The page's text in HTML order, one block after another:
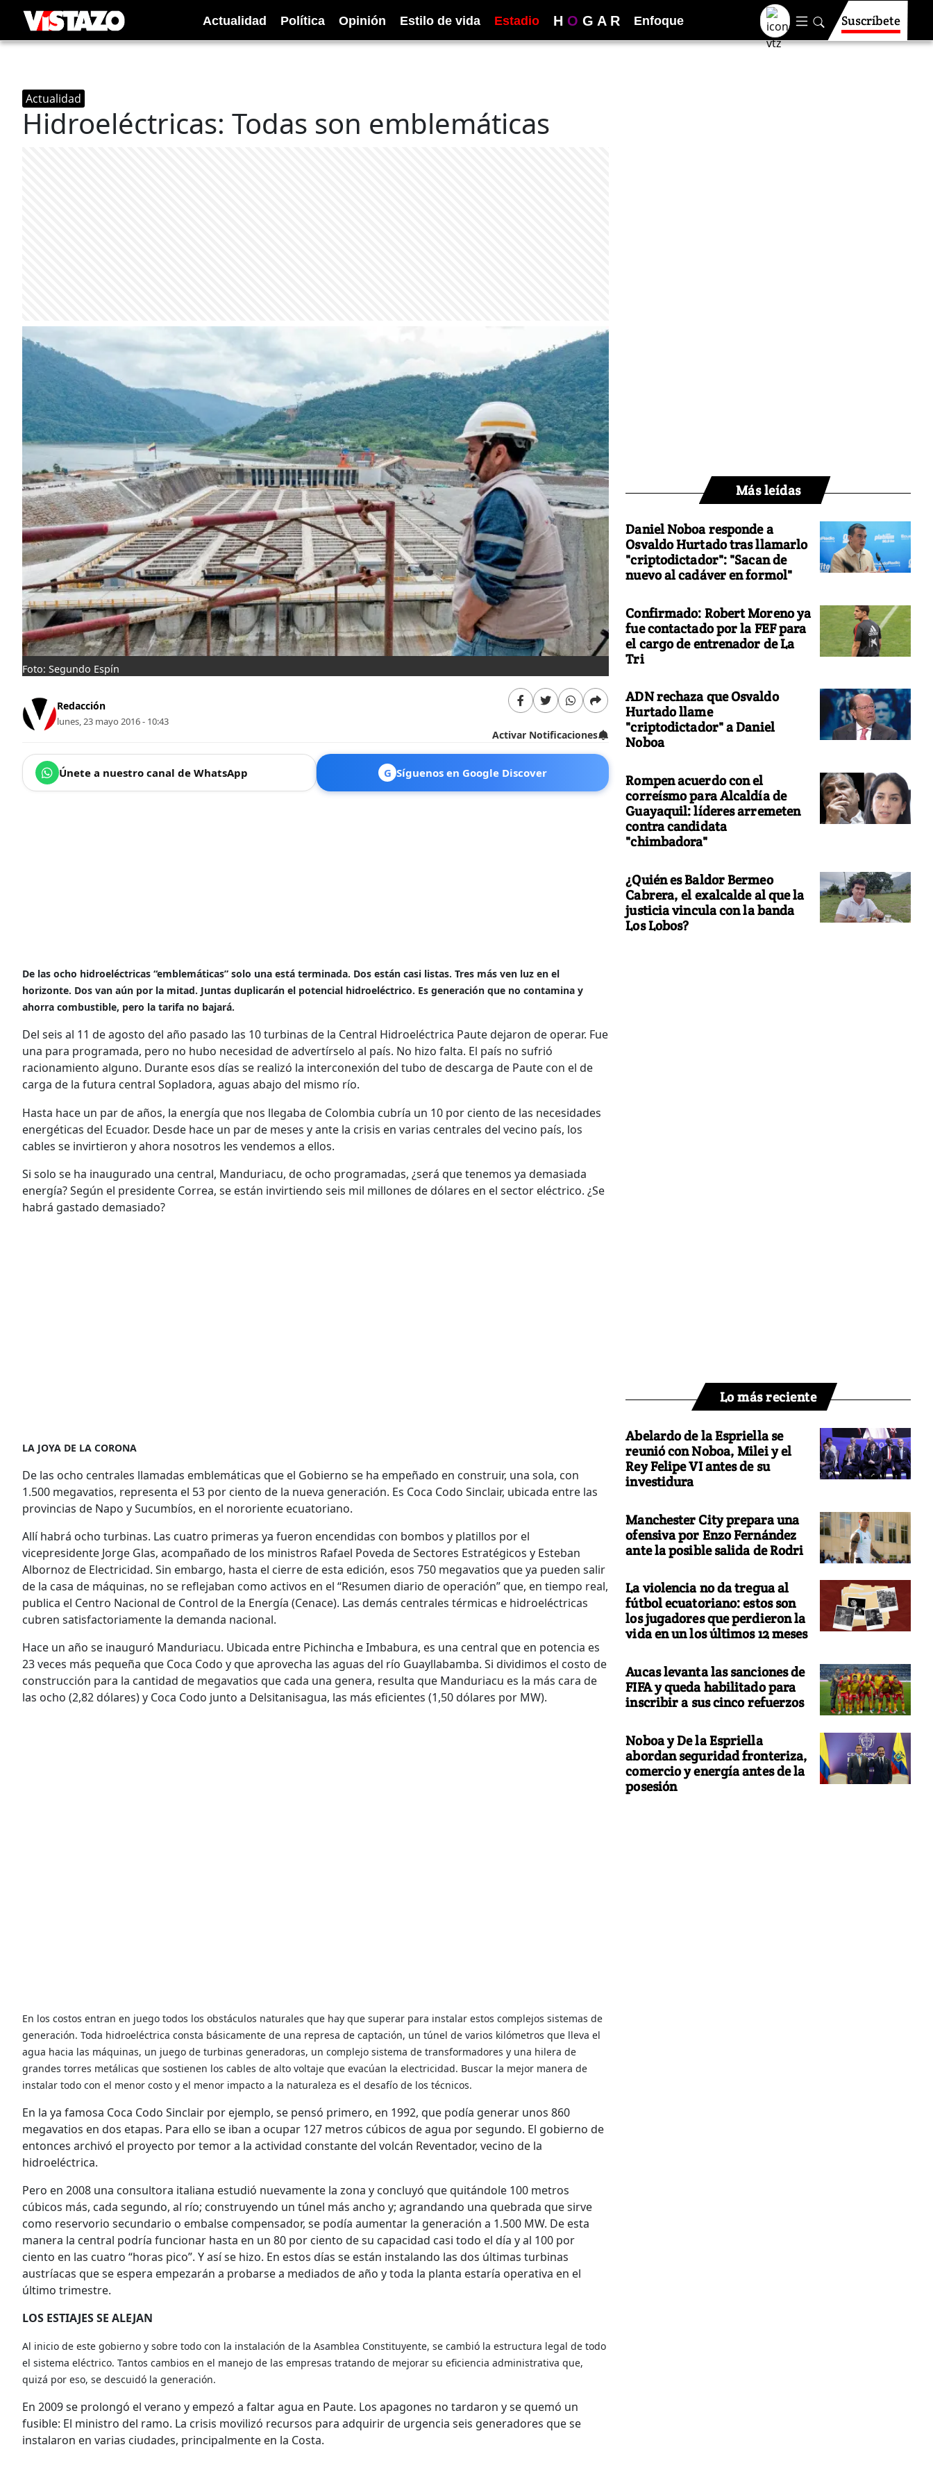
Actualidad Política Opinión Estilo de vida Estadio H O G A R Enfoque Suscríbete
Actualidad
Hidroeléctricas: Todas son emblemáticas
Foto: Segundo Espín
Redacción
lunes, 23 mayo 2016 - 10:43
Activar Notificaciones
Únete a nuestro canal de WhatsApp G Síguenos en Google Discover
De las ocho hidroeléctricas “emblemáticas” solo una está terminada. Dos están casi listas. Tres más ven luz en el
horizonte. Dos van aún por la mitad. Juntas duplicarán el potencial hidroeléctrico. Es generación que no contamina y
ahorra combustible, pero la tarifa no bajará.
Del seis al 11 de agosto del año pasado las 10 turbinas de la Central Hidroeléctrica Paute dejaron de operar. Fue
una para programada, pero no hubo necesidad de advertírselo al país. No hizo falta. El país no sufrió
racionamiento alguno. Durante esos días se realizó la interconexión del tubo de descarga de Paute con el de
carga de la futura central Sopladora, aguas abajo del mismo río.
Hasta hace un par de años, la energía que nos llegaba de Colombia cubría un 10 por ciento de las necesidades
energéticas del Ecuador. Desde hace un par de meses y ante la crisis en varias centrales del vecino país, los
cables se invirtieron y ahora nosotros les vendemos a ellos.
Si solo se ha inaugurado una central, Manduriacu, de ocho programadas, ¿será que tenemos ya demasiada
energía? Según el presidente Correa, se están invirtiendo seis mil millones de dólares en el sector eléctrico. ¿Se
habrá gastado demasiado?
LA JOYA DE LA CORONA
De las ocho centrales llamadas emblemáticas que el Gobierno se ha empeñado en construir, una sola, con
1.500 megavatios, representa el 53 por ciento de la nueva generación. Es Coca Codo Sinclair, ubicada entre las
provincias de Napo y Sucumbíos, en el nororiente ecuatoriano.
Allí habrá ocho turbinas. Las cuatro primeras ya fueron encendidas con bombos y platillos por el
vicepresidente Jorge Glas, acompañado de los ministros Rafael Poveda de Sectores Estratégicos y Esteban
Albornoz de Electricidad. Sin embargo, hasta el cierre de esta edición, esos 750 megavatios que ya pueden salir
de la casa de máquinas, no se reflejaban como activos en el “Resumen diario de operación” que, en tiempo real,
publica el Centro Nacional de Control de la Energía (Cenace). Las demás centrales térmicas e hidroeléctricas
cubren satisfactoriamente la demanda nacional.
Hace un año se inauguró Manduriacu. Ubicada entre Pichincha e Imbabura, es una central que en potencia es
23 veces más pequeña que Coca Codo y que aprovecha las aguas del río Guayllabamba. Si dividimos el costo de
construcción para la cantidad de megavatios que cada una genera, resulta que Manduriacu es la más cara de
las ocho (2,82 dólares) y Coca Codo junto a Delsitanisagua, las más eficientes (1,50 dólares por MW).
En los costos entran en juego todos los obstáculos naturales que hay que superar para instalar estos complejos sistemas de
generación. Toda hidroeléctrica consta básicamente de una represa de captación, un túnel de varios kilómetros que lleva el
agua hacia las máquinas, un juego de turbinas generadoras, un complejo sistema de transformadores y una hilera de
grandes torres metálicas que sostienen los cables de alto voltaje que evacúan la electricidad. Buscar la mejor manera de
instalar todo con el menor costo y el menor impacto a la naturaleza es el desafío de los técnicos.
En la ya famosa Coca Codo Sinclair por ejemplo, se pensó primero, en 1992, que podía generar unos 860
megavatios en dos etapas. Para ello se iban a ocupar 127 metros cúbicos de agua por segundo. El gobierno de
entonces archivó el proyecto por temor a la actividad constante del volcán Reventador, vecino de la
hidroeléctrica.
Pero en 2008 una consultora italiana estudió nuevamente la zona y concluyó que quitándole 100 metros
cúbicos más, cada segundo, al río; construyendo un túnel más ancho y; agrandando una quebrada que sirve
como reservorio secundario o embalse compensador, se podía aumentar la generación a 1.500 MW. De esta
manera la central podría funcionar hasta en un 80 por ciento de su capacidad casi todo el día y al 100 por
ciento en las cuatro “horas pico”. Y así se hizo. En estos días se están instalando las dos últimas turbinas
austríacas que se espera empezarán a probarse a mediados de año y toda la planta estaría operativa en el
último trimestre.
LOS ESTIAJES SE ALEJAN
Al inicio de este gobierno y sobre todo con la instalación de la Asamblea Constituyente, se cambió la estructura legal de todo
el sistema eléctrico. Tantos cambios en el manejo de las empresas tratando de mejorar su eficiencia administrativa que,
quizá por eso, se descuidó la generación.
En 2009 se prolongó el verano y empezó a faltar agua en Paute. Los apagones no tardaron y se quemó un
fusible: El ministro del ramo. La crisis movilizó recursos para adquirir de urgencia seis generadores que se
instalaron en varias ciudades, principalmente en la Costa.
Más leídas
Daniel Noboa responde a
Osvaldo Hurtado tras llamarlo
"criptodictador": "Sacan de
nuevo al cadáver en formol"
Confirmado: Robert Moreno ya
fue contactado por la FEF para
el cargo de entrenador de La
Tri
ADN rechaza que Osvaldo
Hurtado llame
"criptodictador" a Daniel
Noboa
Rompen acuerdo con el
correísmo para Alcaldía de
Guayaquil: líderes arremeten
contra candidata
"chimbadora"
¿Quién es Baldor Bermeo
Cabrera, el exalcalde al que la
justicia vincula con la banda
Los Lobos?
Lo más reciente
Abelardo de la Espriella se
reunió con Noboa, Milei y el
Rey Felipe VI antes de su
investidura
Manchester City prepara una
ofensiva por Enzo Fernández
ante la posible salida de Rodri
La violencia no da tregua al
fútbol ecuatoriano: estos son
los jugadores que perdieron la
vida en un los últimos 12 meses
Aucas levanta las sanciones de
FIFA y queda habilitado para
inscribir a sus cinco refuerzos
Noboa y De la Espriella
abordan seguridad fronteriza,
comercio y energía antes de la
posesión